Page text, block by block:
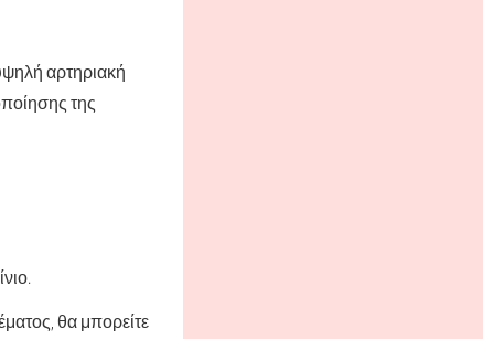
αρτηριακή
της
θα μπορείτε